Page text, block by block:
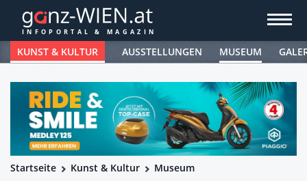
KUNST & KULTUR AUSSTELLUNGEN MUSEUM
Startseite Kunst & Kultur Museum